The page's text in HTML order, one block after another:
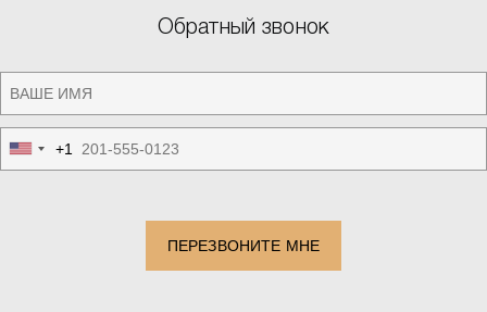
Обратный звонок
United
States
+1
ПЕРЕЗВОНИТЕ МНЕ